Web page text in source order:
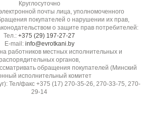
скатывается
Круглосуточно
почты лица, уполномоченного
покупателей о нарушении их прав,
о защите прав потребителей:
Тел.: +375 (29) 197-27-27
E-mail: info@evrotkani.by
работников местных исполнительных и
органов,
обращения покупателей (Минский
исполнительный комитет
Тел/факс +375 (17) 270-35-26, 270-33-75, 270-
29-14